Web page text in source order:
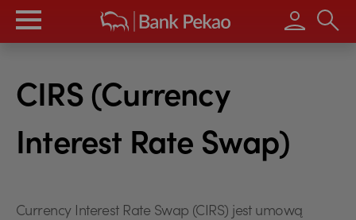
Wpisz
CIRS (Currency
Interest Rate Swap)
Currency Interest Rate Swap (CIRS) jest umową